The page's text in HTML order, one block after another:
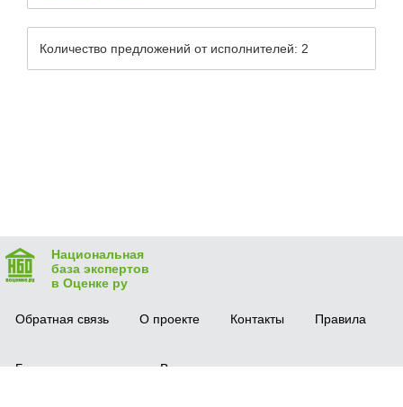
Количество предложений от исполнителей: 2
Национальная
база экспертов
в Оценке ру
Обратная связь О проекте Контакты Правила
Безопасная сделка Вопрос-ответ